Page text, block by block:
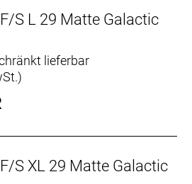
durch einfaches
an. Fahre dein Bike in der
Einstellung für ein
auf ruppigen Trails mit
den Flipchip auf die
um, wenn du große Rampen
vor Durchschlägen haben
S L 29 Matte Galactic
lieferbar
S XL 29 Matte Galactic